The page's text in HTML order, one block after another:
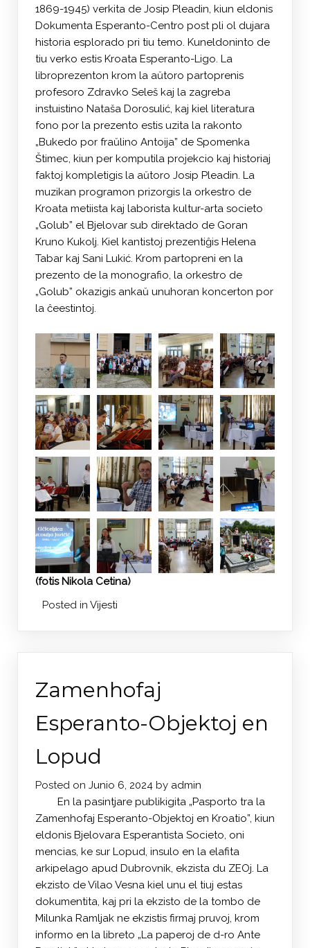
1869-1945) verkita de Josip Pleadin, kiun eldonis
Dokumenta Esperanto-Centro post pli ol dujara
historia esplorado pri tiu temo. Kuneldoninto de
tiu verko estis Kroata Esperanto-Ligo. La
libroprezenton krom la aŭtoro partoprenis
profesoro Zdravko Seleš kaj la zagreba
instuistino Nataša Dorosulić, kaj kiel literatura
fono por la prezento estis uzita la rakonto
„Bukedo por fraŭlino Antoija” de Spomenka
Štimec, kiun per komputila projekcio kaj historiaj
faktoj kompletigis la aŭtoro Josip Pleadin. La
muzikan programon prizorgis la orkestro de
Kroata metiista kaj laborista kultur-arta societo
„Golub” el Bjelovar sub direktado de Goran
Kruno Kukolj. Kiel kantistoj prezentiĝis Helena
Tabar kaj Sani Lukić. Krom partopreni en la
prezento de la monografio, la orkestro de
„Golub” okazigis ankaŭ unuhoran koncerton por
la ĉeestintoj.
(fotis Nikola Cetina)
Posted in Vijesti
Zamenhofaj
Esperanto-Objektoj en
Lopud
Posted on Junio 6, 2024 by admin
En la pasintjare publikigita „Pasporto tra la
Zamenhofaj Esperanto-Objektoj en Kroatio”, kiun
eldonis Bjelovara Esperantista Societo, oni
mencias, ke sur Lopud, insulo en la elafita
arkipelago apud Dubrovnik, ekzista du ZEOj. La
ekzisto de Vilao Vesna kiel unu el tiuj estas
dokumentita, kaj pri la ekzisto de la tombo de
Milunka Ramljak ne ekzistis firmaj pruvoj, krom
informo en la libreto „La paperoj de d-ro Ante